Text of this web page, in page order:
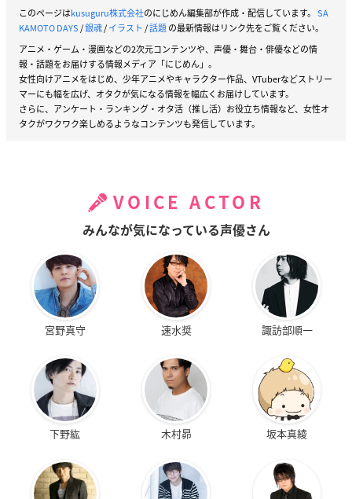
このページはkusuguru株式会社のにじめん編集部が作成・配信しています。 SA
KAMOTO DAYS/銀魂/イラスト /話題の最新情報はリンク先をご覧ください。
アニメ・ゲーム・漫画などの2次元コンテンツや、声優・舞台・俳優などの情
報・話題をお届けする情報メディア「にじめん」。
女性向けアニメをはじめ、少年アニメやキャラクター作品、VTuberなどストリー
マーにも幅を広げ、オタクが気になる情報を幅広くお届けしています。
さらに、アンケート・ランキング・オタ活（推し活）お役立ち情報など、女性オ
タクがワクワク楽しめるようなコンテンツも発信しています。
VOICE ACTOR
みんなが気になっている声優さん
宮野真守 速水奨 諏訪部順一
下野紘 木村昴 坂本真綾